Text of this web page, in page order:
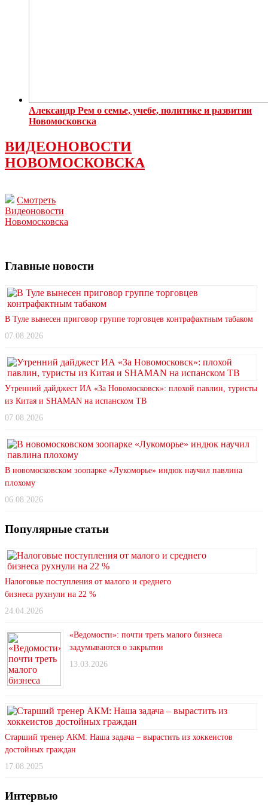
Александр Рем о семье, учебе, политике и развитии
Новомосковска
ВИДЕОНОВОСТИ
НОВОМОСКОВСКА
Смотреть
Видеоновости
Новомосковска
Главные новости
В Туле вынесен приговор группе торговцев контрафактным табаком
07.08.2026
Утренний дайджест ИА «За Новомосковск»: плохой павлин, туристы
из Китая и SHAMAN на испанском ТВ
07.08.2026
В новомосковском зоопарке «Лукоморье» индюк научил павлина
плохому
06.08.2026
Популярные статьи
Налоговые поступления от малого и среднего
бизнеса рухнули на 22 %
24.04.2026
«Ведомости»: почти треть малого бизнеса
задумываются о закрытии
13.03.2026
Старший тренер АКМ: Наша задача – вырастить из хоккеистов
достойных граждан
17.08.2025
Интервью